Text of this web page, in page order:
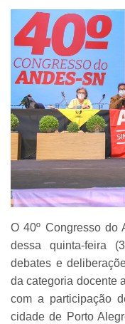
O 40º Congresso do
dessa quinta-feira
debates e
da categoria docente
com a participação
cidade de Porto